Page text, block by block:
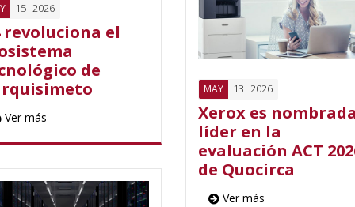
15 2026
revoluciona el
de
Ver más
MAY 13 2026
Xerox es
líder en la
evaluación ACT
de Quocirca
Ver más